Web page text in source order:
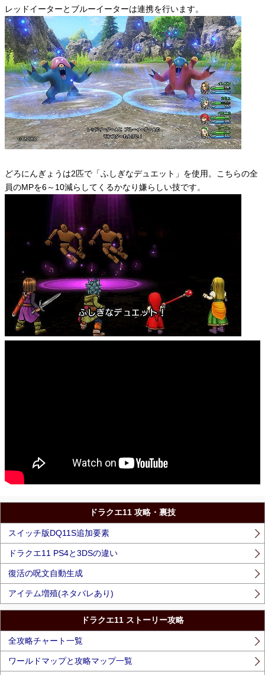
レッドイーターとブルーイーターは連携を行います。
どろにんぎょうは2匹で「ふしぎなデュエット」を使用。こちらの全
員のMPを6～10減らしてくるかなり嫌らしい技です。
ドラクエ11 攻略・裏技
スイッチ版DQ11S追加要素
ドラクエ11 PS4と3DSの違い
復活の呪文自動生成
アイテム増殖(ネタバレあり)
ドラクエ11 ストーリー攻略
全攻略チャート一覧
ワールドマップと攻略マップ一覧